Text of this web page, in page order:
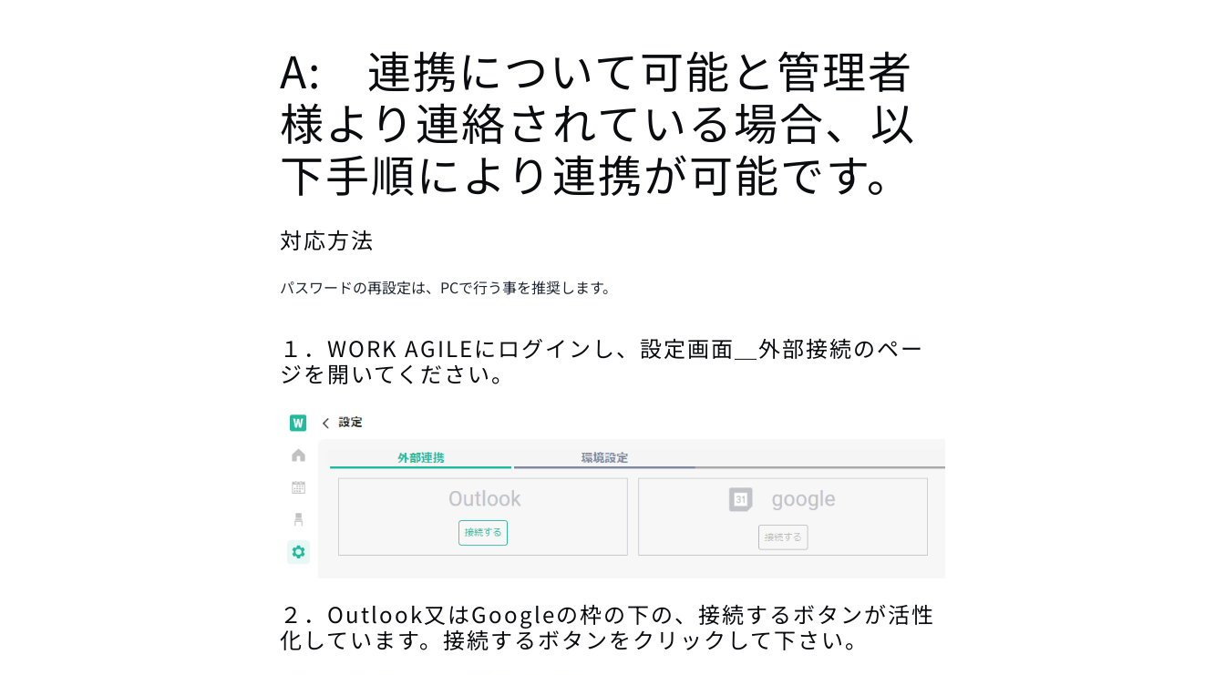
A: 連携について可能と管理者
様より連絡されている場合、以
下手順により連携が可能です。
対応方法
パスワードの再設定は、PCで行う事を推奨します。
１．WORK AGILEにログインし、設定画面＿外部接続のペー
ジを開いてください。
２．Outlook又はGoogleの枠の下の、接続するボタンが活性
化しています。接続するボタンをクリックして下さい。